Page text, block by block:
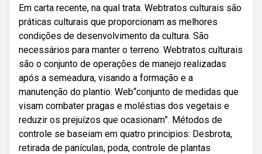
Em carta recente, na qual trata. Webtratos culturais são
práticas culturais que proporcionam as melhores
condições de desenvolvimento da cultura. São
necessários para manter o terreno. Webtratos culturais
são o conjunto de operações de manejo realizadas
após a semeadura, visando a formação e a
manutenção do plantio. Web“conjunto de medidas que
visam combater pragas e moléstias dos vegetais e
reduzir os prejuízos que ocasionam”. Métodos de
controle se baseiam em quatro principios: Desbrota,
retirada de panículas, poda, controle de plantas